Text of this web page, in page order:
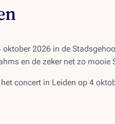
2026 in de
en de zeker net zo mooie
concert in Leiden op 4